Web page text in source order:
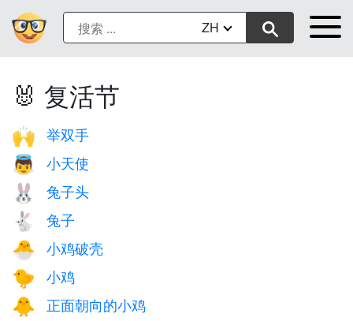
ZH
🐰 复活节
🙌 举双手
👼 小天使
🐰 兔子头
🐇 兔子
🐣 小鸡破壳
🐤 小鸡
🐥 正面朝向的小鸡